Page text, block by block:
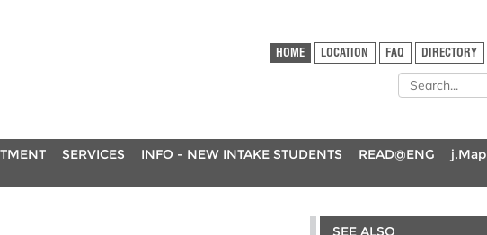
HOME LOCATION FAQ DIRECTORY
SERVICES INFO - NEW INTAKE STUDENTS READ@ENG
j.Map
SEE ALSO